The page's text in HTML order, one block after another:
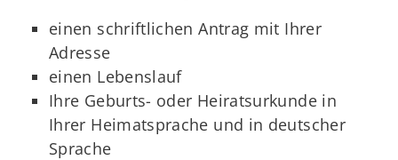
einen schriftlichen Antrag mit Ihrer
Adresse
einen Lebenslauf
Ihre Geburts- oder Heiratsurkunde in
Ihrer Heimatsprache und in deutscher
Sprache